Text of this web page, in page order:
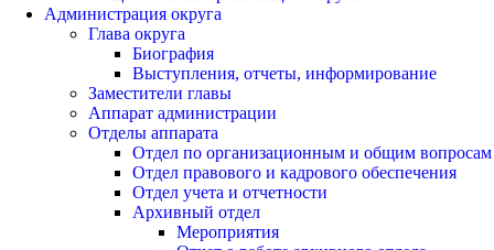
Администрация округа
Глава округа
Биография
Выступления, отчеты, информирование
Заместители главы
Аппарат администрации
Отделы аппарата
Отдел по организационным и общим вопросам
Отдел правового и кадрового обеспечения
Отдел учета и отчетности
Архивный отдел
Мероприятия